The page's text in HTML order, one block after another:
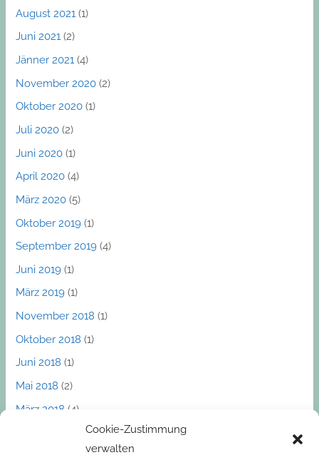
Cookie-Zustimmung
verwalten
August 2021 (1)
Juni 2021 (2)
Jänner 2021 (4)
November 2020 (2)
Oktober 2020 (1)
Juli 2020 (2)
Juni 2020 (1)
April 2020 (4)
März 2020 (5)
Oktober 2019 (1)
September 2019 (4)
Juni 2019 (1)
März 2019 (1)
November 2018 (1)
Oktober 2018 (1)
Juni 2018 (1)
Mai 2018 (2)
März 2018 (4)
Dezember 2017(1)
November 2017(1)